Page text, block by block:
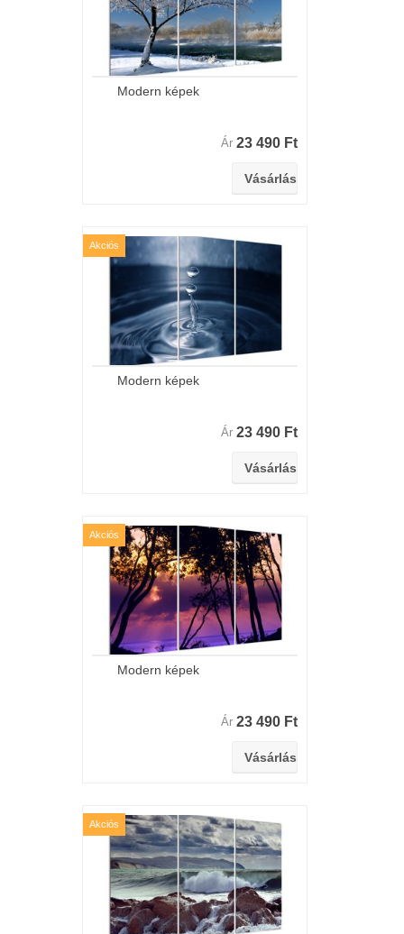
Modern képek
Ár 23 490 Ft
Modern képek
Ár 23 490 Ft
Akciós
Modern képek
Ár 23 490 Ft
Akciós
Akciós